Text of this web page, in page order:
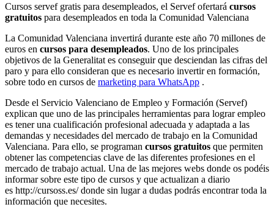
Cursos servef gratis para desempleados, el Servef ofertará cursos
gratuitos para desempleados en toda la Comunidad Valenciana
La Comunidad Valenciana invertirá durante este año 70 millones de
euros en cursos para desempleados. Uno de los principales
objetivos de la Generalitat es conseguir que desciendan las cifras del
paro y para ello consideran que es necesario invertir en formación,
sobre todo en cursos de marketing para WhatsApp .
Desde el Servicio Valenciano de Empleo y Formación (Servef)
explican que uno de las principales herramientas para lograr empleo
es tener una cualificación profesional adecuada y adaptada a las
demandas y necesidades del mercado de trabajo en la Comunidad
Valenciana. Para ello, se programan cursos gratuitos que permiten
obtener las competencias clave de las diferentes profesiones en el
mercado de trabajo actual. Una de las mejores webs donde os podéis
informar sobre este tipo de cursos y que actualizan a diario
es http://cursoss.es/ donde sin lugar a dudas podrás encontrar toda la
información que necesites.